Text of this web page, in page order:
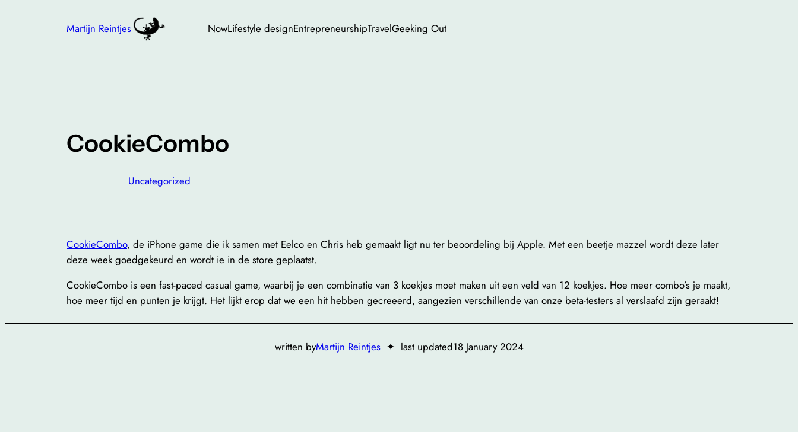
Martijn Reintjes NowLifestyle designEntrepreneurshipTravelGeeking Out
CookieCombo
Uncategorized
CookieCombo, de iPhone game die ik samen met Eelco en Chris heb gemaakt ligt nu ter beoordeling bij Apple. Met een beetje mazzel wordt deze later
deze week goedgekeurd en wordt ie in de store geplaatst.
CookieCombo is een fast-paced casual game, waarbij je een combinatie van 3 koekjes moet maken uit een veld van 12 koekjes. Hoe meer combo’s je maakt,
hoe meer tijd en punten je krijgt. Het lijkt erop dat we een hit hebben gecreeerd, aangezien verschillende van onze beta-testers al verslaafd zijn geraakt!
written byMartijn Reintjes ✦ last updated18 January 2024